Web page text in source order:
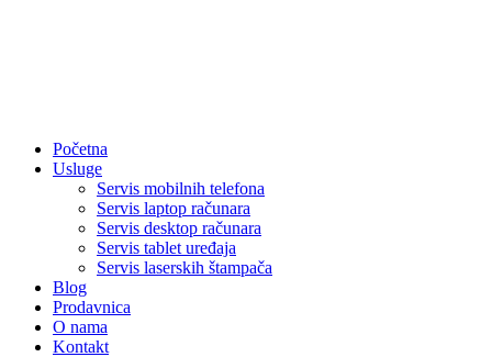
Početna
Usluge
Servis mobilnih telefona
Servis laptop računara
Servis desktop računara
Servis tablet uređaja
Servis laserskih štampača
Blog
Prodavnica
O nama
Kontakt